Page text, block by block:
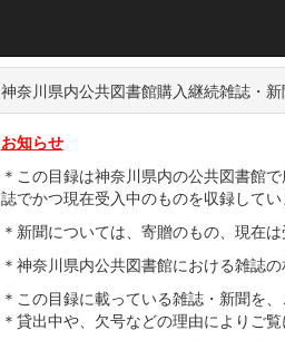
神奈川県内公共図書館購入継続雑誌・
お知らせ
＊この目録は神奈川県内の公共図書館
誌でかつ現在受入中のものを収録して
＊新聞については、寄贈のもの、現在
＊神奈川県内公共図書館における雑誌
＊この目録に載っている雑誌・新聞を
＊貸出中や、欠号などの理由によりご